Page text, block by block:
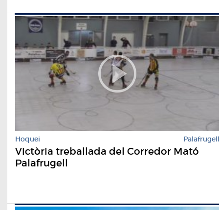
Hoquei Palafrugell
Victòria treballada del Corredor Mató
Palafrugell